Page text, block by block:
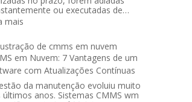
ou executadas de…
mais
importância
de
acompanhar
a
aderência
em Nuvem: 7 Vantagens de um
com Atualizações Contínuas
da manutenção evoluiu muito
últimos anos. Sistemas CMMS wm